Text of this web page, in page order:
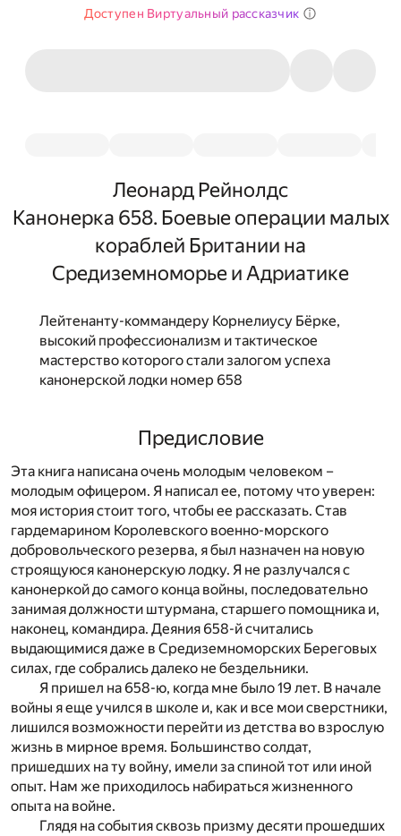
Доступен Виртуальный рассказчик
Леонард Рейнолдс
Канонерка 658. Боевые операции малых
кораблей Британии на
Средиземноморье и Адриатике
Лейтенанту-коммандеру Корнелиусу Бёрке,
высокий профессионализм и тактическое
мастерство которого стали залогом успеха
канонерской лодки номер 658
Предисловие
Эта книга написана очень молодым человеком –
молодым офицером. Я написал ее, потому что уверен:
моя история стоит того, чтобы ее рассказать. Став
гардемарином Королевского военно-морского
добровольческого резерва, я был назначен на новую
строящуюся канонерскую лодку. Я не разлучался с
канонеркой до самого конца войны, последовательно
занимая должности штурмана, старшего помощника и,
наконец, командира. Деяния 658-й считались
выдающимися даже в Средиземноморских Береговых
силах, где собрались далеко не бездельники.
Я пришел на 658-ю, когда мне было 19 лет. В начале
войны я еще учился в школе и, как и все мои сверстники,
лишился возможности перейти из детства во взрослую
жизнь в мирное время. Большинство солдат,
пришедших на ту войну, имели за спиной тот или иной
опыт. Нам же приходилось набираться жизненного
опыта на войне.
Глядя на события сквозь призму десяти прошедших